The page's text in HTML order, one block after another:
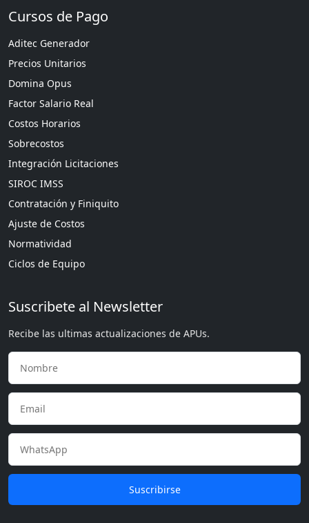
Cursos de Pago
Aditec Generador
Precios Unitarios
Domina Opus
Factor Salario Real
Costos Horarios
Sobrecostos
Integración Licitaciones
SIROC IMSS
Contratación y Finiquito
Ajuste de Costos
Normatividad
Ciclos de Equipo
Suscribete al Newsletter
Recibe las ultimas actualizaciones de APUs.
Suscribirse